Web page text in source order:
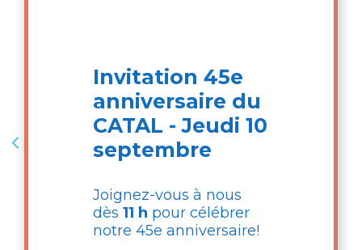
ou une de nos bénévoles.
Jeudi 13 août
Invitation 45e
anniversaire du
CATAL - Jeudi 10
septembre
Joignez-vous à nous
dès 11 h pour célébrer
notre 45e anniversaire!